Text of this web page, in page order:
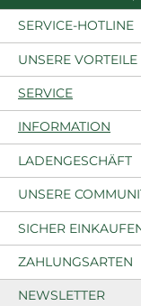
SERVICE-HOTLINE
UNSERE VORTEILE
SERVICE
INFORMATION
LADENGESCHÄFT
UNSERE
SICHER
ZAHLUNGSARTEN
NEWSLETTER